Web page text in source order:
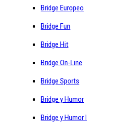
Bridge Europeo
Bridge Fun
Bridge Hit
Bridge On-Line
Bridge Sports
Bridge y Humor
Bridge y Humor I